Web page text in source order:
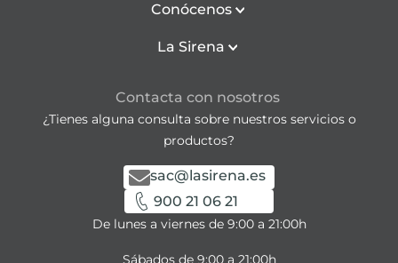
Conócenos
La Sirena
Contacta con nosotros
¿Tienes alguna consulta sobre nuestros servicios o
productos?
sac@lasirena.es
900 21 06 21
De lunes a viernes de 9:00 a 21:00h
Sábados de 9:00 a 21:00h